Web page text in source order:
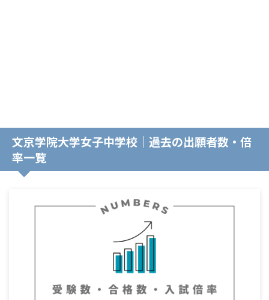
文京学院大学女子中学校｜過去の出願者数・倍
率一覧